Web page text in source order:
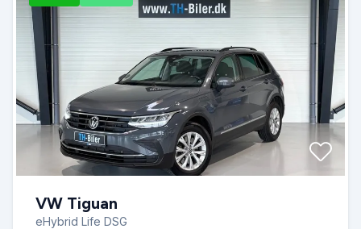
VW Tiguan
eHybrid Life DSG